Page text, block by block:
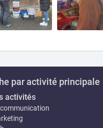
par activité principale
activités